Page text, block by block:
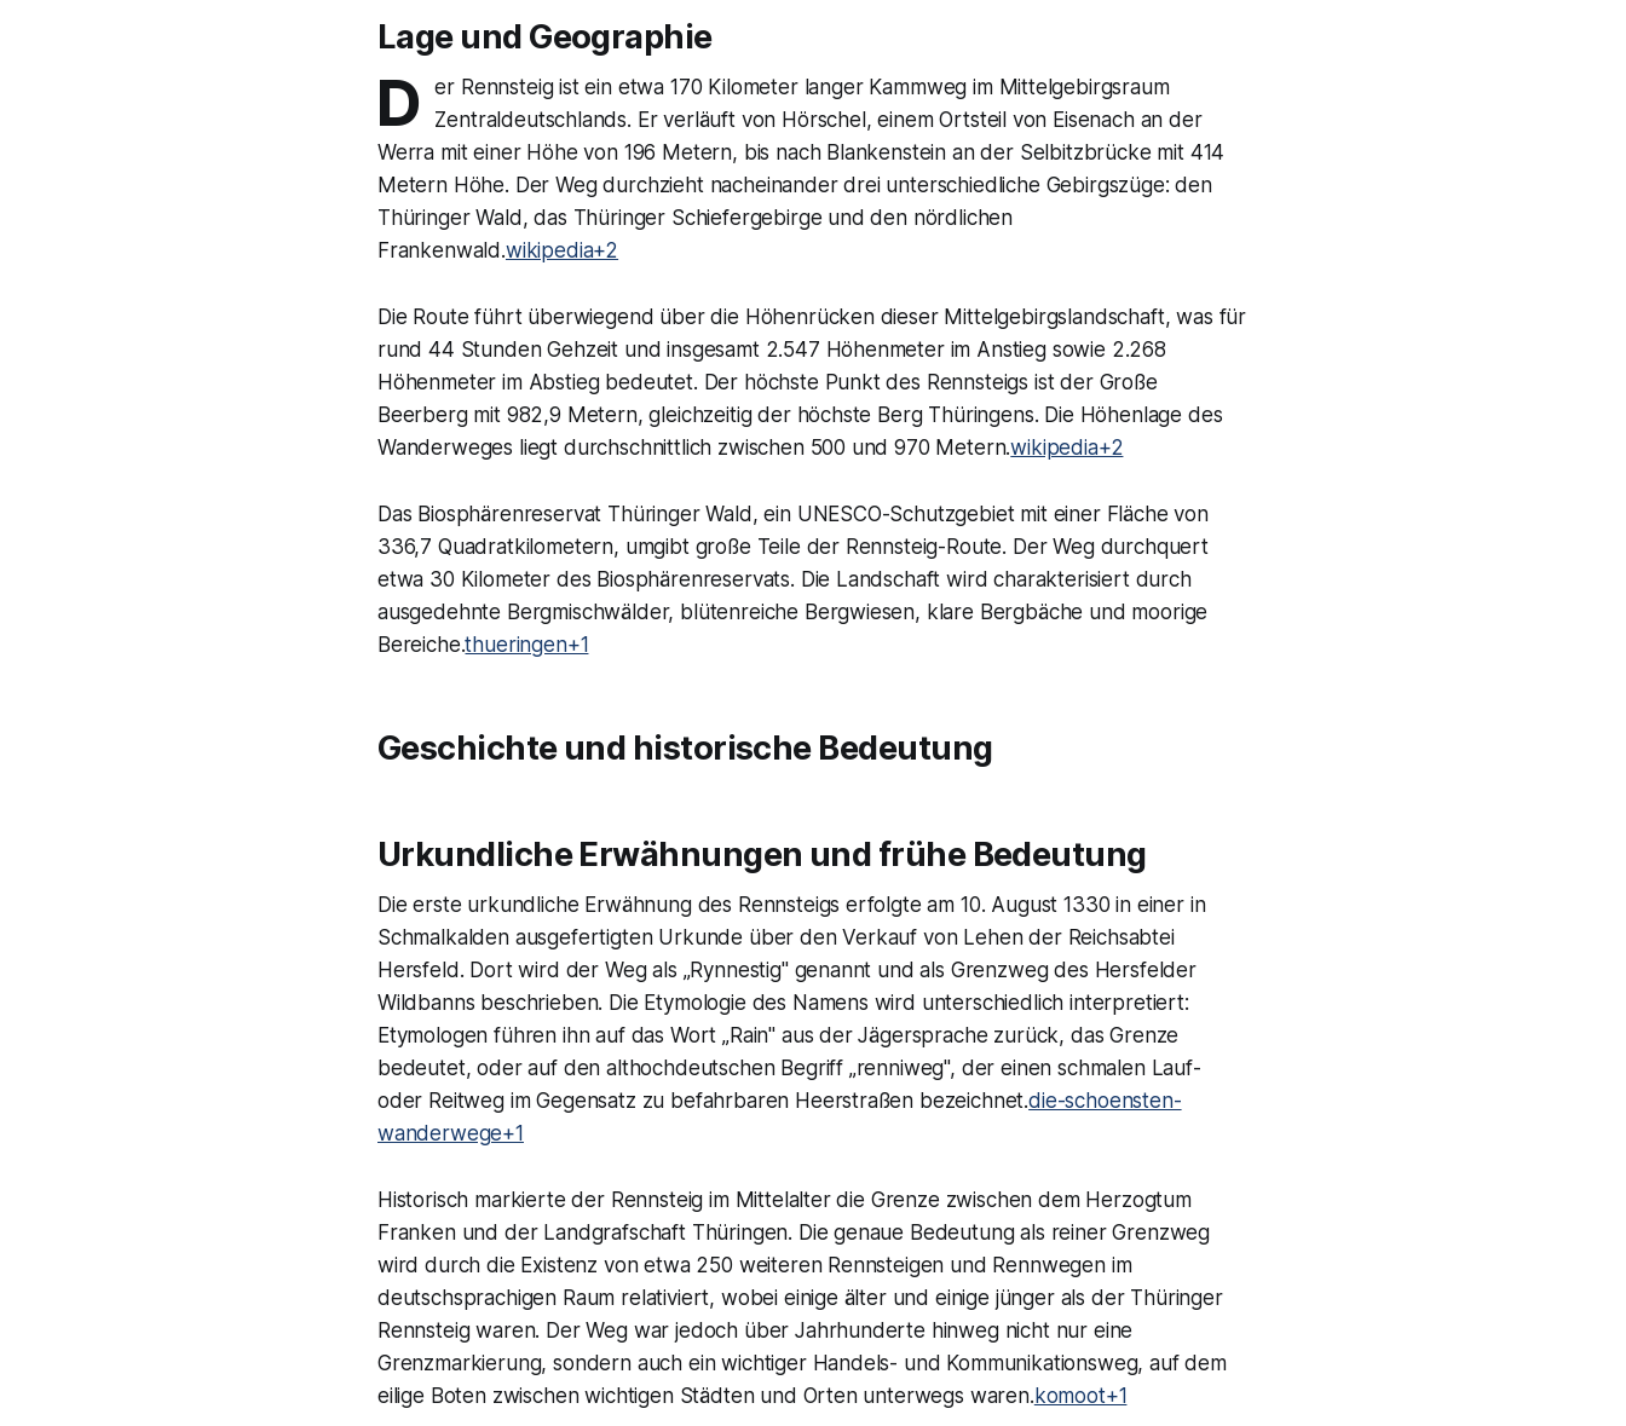
Lage und Geographie
D
er Rennsteig ist ein etwa 170 Kilometer langer Kammweg im Mittelgebirgsraum
Zentraldeutschlands. Er verläuft von Hörschel, einem Ortsteil von Eisenach an der
Werra mit einer Höhe von 196 Metern, bis nach Blankenstein an der Selbitzbrücke mit 414
Metern Höhe. Der Weg durchzieht nacheinander drei unterschiedliche Gebirgszüge: den
Thüringer Wald, das Thüringer Schiefergebirge und den nördlichen
Frankenwald.wikipedia+2
Die Route führt überwiegend über die Höhenrücken dieser Mittelgebirgslandschaft, was für
rund 44 Stunden Gehzeit und insgesamt 2.547 Höhenmeter im Anstieg sowie 2.268
Höhenmeter im Abstieg bedeutet. Der höchste Punkt des Rennsteigs ist der Große
Beerberg mit 982,9 Metern, gleichzeitig der höchste Berg Thüringens. Die Höhenlage des
Wanderweges liegt durchschnittlich zwischen 500 und 970 Metern.wikipedia+2
Das Biosphärenreservat Thüringer Wald, ein UNESCO-Schutzgebiet mit einer Fläche von
336,7 Quadratkilometern, umgibt große Teile der Rennsteig-Route. Der Weg durchquert
etwa 30 Kilometer des Biosphärenreservats. Die Landschaft wird charakterisiert durch
ausgedehnte Bergmischwälder, blütenreiche Bergwiesen, klare Bergbäche und moorige
Bereiche.thueringen+1
Geschichte und historische Bedeutung
Urkundliche Erwähnungen und frühe Bedeutung
Die erste urkundliche Erwähnung des Rennsteigs erfolgte am 10. August 1330 in einer in
Schmalkalden ausgefertigten Urkunde über den Verkauf von Lehen der Reichsabtei
Hersfeld. Dort wird der Weg als „Rynnestig" genannt und als Grenzweg des Hersfelder
Wildbanns beschrieben. Die Etymologie des Namens wird unterschiedlich interpretiert:
Etymologen führen ihn auf das Wort „Rain" aus der Jägersprache zurück, das Grenze
bedeutet, oder auf den althochdeutschen Begriff „renniweg", der einen schmalen Lauf-
oder Reitweg im Gegensatz zu befahrbaren Heerstraßen bezeichnet.die-schoensten-
wanderwege+1
Historisch markierte der Rennsteig im Mittelalter die Grenze zwischen dem Herzogtum
Franken und der Landgrafschaft Thüringen. Die genaue Bedeutung als reiner Grenzweg
wird durch die Existenz von etwa 250 weiteren Rennsteigen und Rennwegen im
deutschsprachigen Raum relativiert, wobei einige älter und einige jünger als der Thüringer
Rennsteig waren. Der Weg war jedoch über Jahrhunderte hinweg nicht nur eine
Grenzmarkierung, sondern auch ein wichtiger Handels- und Kommunikationsweg, auf dem
eilige Boten zwischen wichtigen Städten und Orten unterwegs waren. komoot+1